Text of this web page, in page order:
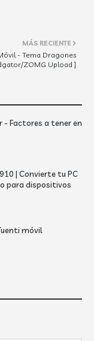
MÁS RECIENTE
- Tema Dragones
ZOMG Upload ]
- Factores a tener en
| Convierte tu PC
para dispositivos
móvil